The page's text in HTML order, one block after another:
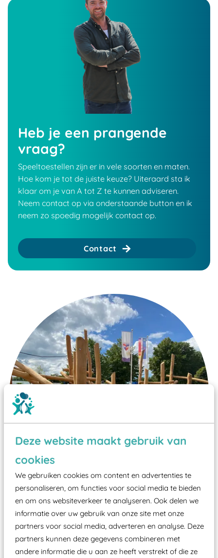
Deze website maakt gebruik van
cookies
We gebruiken cookies om content en advertenties te
personaliseren, om functies voor social media te bieden
en om ons websiteverkeer te analyseren. Ook delen we
informatie over uw gebruik van onze site met onze
partners voor social media, adverteren en analyse. Deze
partners kunnen deze gegevens combineren met
andere informatie die u aan ze heeft verstrekt of die ze
Heb je een prangende
vraag?
Speeltoestellen zijn er in vele soorten en maten.
Hoe kom je tot de juiste keuze? Uiteraard sta ik
klaar om je van A tot Z te kunnen adviseren.
Neem contact op via onderstaande button en ik
neem zo spoedig mogelijk contact op.
Contact
Wist je dat:
Vanaf een valhoogte van 1,5 meter een speciale
valondergrond onder speeltoestellen verplicht is